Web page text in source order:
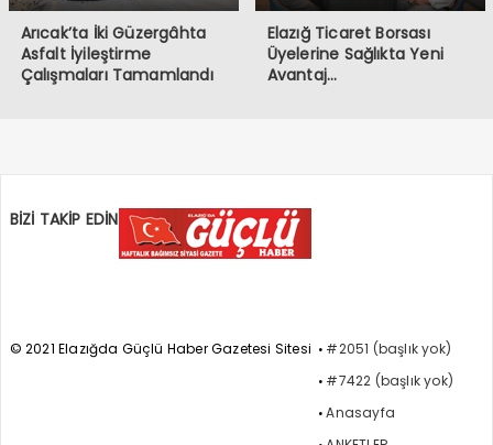
Arıcak’ta İki Güzergâhta
Asfalt İyileştirme
Çalışmaları Tamamlandı
Elazığ Ticaret Borsası
Üyelerine Sağlıkta Yeni
Avantaj…
BİZİ TAKİP EDİN
© 2021 Elazığda Güçlü Haber Gazetesi Sitesi
#2051 (başlık yok)
#7422 (başlık yok)
Anasayfa